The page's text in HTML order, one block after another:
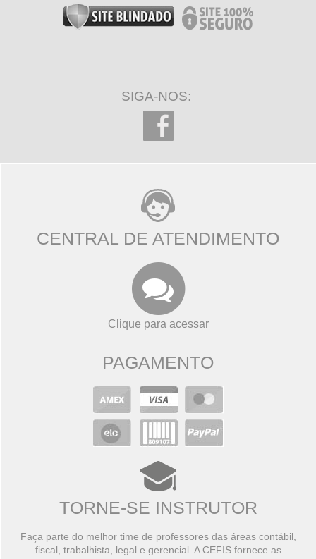
SIGA-NOS:
CENTRAL DE ATENDIMENTO
Clique para acessar
PAGAMENTO
TORNE-SE INSTRUTOR
Faça parte do melhor time de professores das áreas contábil,
fiscal, trabalhista, legal e gerencial. A CEFIS fornece as